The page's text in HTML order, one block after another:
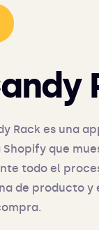
Rack es una
Shopify que
todo el
de producto